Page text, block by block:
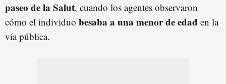
paseo de la Salut, cuando los agentes observaron
cómo el individuo besaba a una menor de edad en la
vía pública.